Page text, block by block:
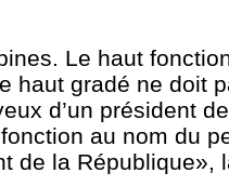
Le haut
haut gradé ne doit
d’un président
au nom du
de la République»,